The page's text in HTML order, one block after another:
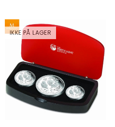
IKKE PÅ LAGER